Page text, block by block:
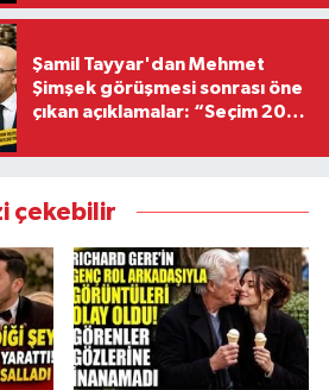
Şamil Tayyar'dan Mehmet
Şimşek görüşmesi sonrası öne
çıkan açıklamalar: “Seçim 2028
çekebilir